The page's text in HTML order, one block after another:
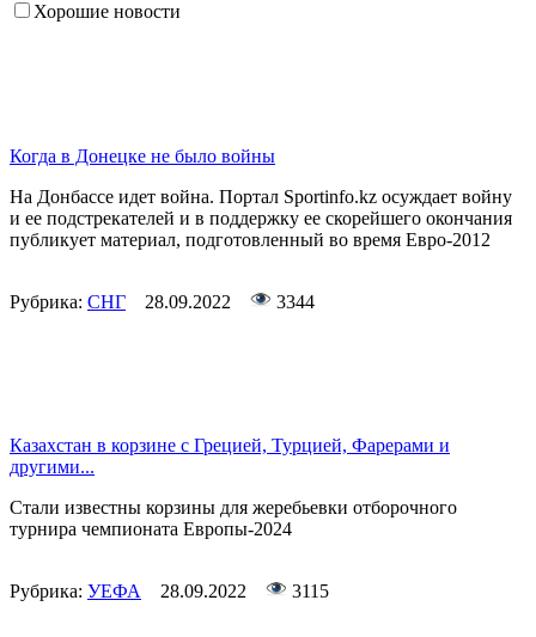
Хорошие новости
Когда в Донецке не было войны
На Донбассе идет война. Портал Sportinfo.kz осуждает войну
и ее подстрекателей и в поддержку ее скорейшего окончания
публикует материал, подготовленный во время Евро-2012
Рубрика: СНГ 28.09.2022 3344
Казахстан в корзине с Грецией, Турцией, Фарерами и
другими...
Стали известны корзины для жеребьевки отборочного
турнира чемпионата Европы-2024
Рубрика: УЕФА 28.09.2022 3115